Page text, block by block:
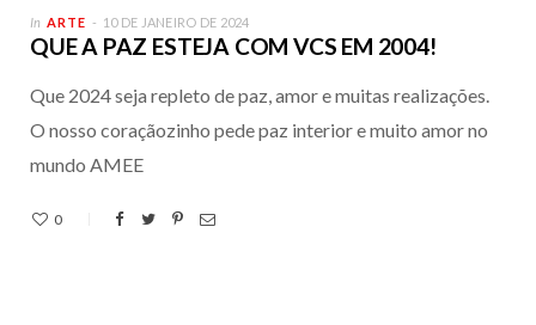
In ARTE 10 DE JANEIRO DE 2024
QUE A PAZ ESTEJA COM VCS EM 2004!
Que 2024 seja repleto de paz, amor e muitas realizações.
O nosso coraçãozinho pede paz interior e muito amor no
mundo AMEE
0